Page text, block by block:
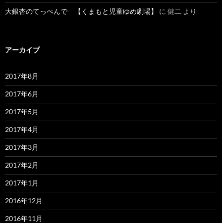
大銀杏のてっぺんで 【くまもと児童ゆめ劇場】 に 健二 より
アーカイブ
2017年8月
2017年6月
2017年5月
2017年4月
2017年3月
2017年2月
2017年1月
2016年12月
2016年11月